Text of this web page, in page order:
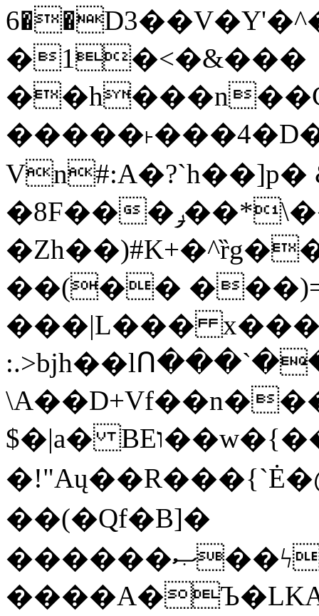
�1�<�&���
Vn#:A�?`h��]p�
�8F���ݛ��*\��U��S
��(��
���|L���
$�|a� BEו��w�{���;���q�X��d%�������W� hU�(�1�Ū}9�S�F<��i�L3�;�
��(�Qf�B]�
������ޞ��ϟak��r��_39$�8�p���7�2�yIZ�R��x��/